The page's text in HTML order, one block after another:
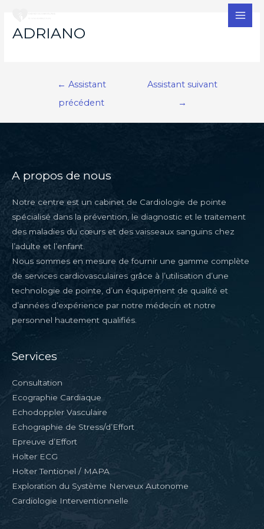
ADRIANO
Navigation
← Assistant
précédent
Assistant suivant
→
A propos de nous
Notre centre est un cabinet de Cardiologie de pointe
spécialisé dans la prévention, le diagnostic et le traitement
des maladies du cœurs et des vaisseaux sanguins chez
l’adulte et l’enfant.
Nous sommes en mesure de fournir une gamme complète
de services cardiovasculaires grâce à l’utilisation d’une
technologie de pointe, d’un équipement de qualité et
d’années d’expérience par notre médecin et notre
personnel hautement qualifiés.
Services
Consultation
Ecographie Cardiaque
Echodoppler Vasculaire
Echographie de Stress/d’Effort
Epreuve d’Effort
Holter ECG
Holter Tentionel / MAPA
Exploration du Système Nerveux Autonome
Cardiologie Interventionnelle